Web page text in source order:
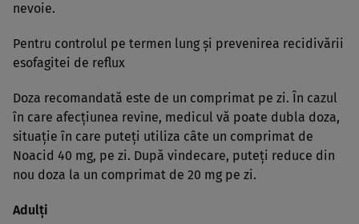
nevoie.
Pentru controlul pe termen lung şi prevenirea recidivării
esofagitei de reflux
Doza recomandată este de un comprimat pe zi. În cazul
în care afecţiunea revine, medicul vă poate dubla doza,
situaţie în care puteţi utiliza câte un comprimat de
Noacid 40 mg, pe zi. După vindecare, puteţi reduce din
nou doza la un comprimat de 20 mg pe zi.
Adulţi